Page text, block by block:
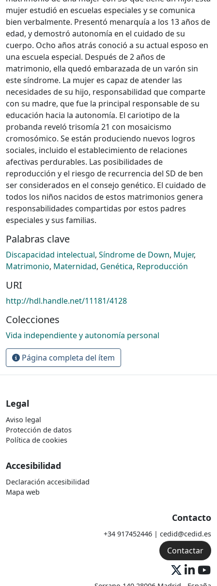
mujer estudió en escuelas especiales y se comunica
bien verbalmente. Presentó menarquía a los 13 años de
edad, y demostró autonomía en el cuidado de su
cuerpo. Ocho años atrás conoció a su actual esposo en
una escuela especial. Después de 2 años de
matrimonio, ella quedó embarazada de un varón sin
este síndrome. La mujer es capaz de atender las
necesidades de su hijo, responsabilidad que comparte
con su madre, que fue la principal responsable de su
educación hacia la autonomía. El cariotipo de la
probanda reveló trisomía 21 con mosaicismo
cromosómico. Se están produciendo nuevos logros
sociales, incluido el establecimiento de relaciones
afectivas perdurables. Las posibilidades de
reproducción y el riesgo de recurrencia del SD de ben
ser considerados en el consejo genético. El cuidado de
todos los niños nacidos de estos matrimonios genera
responsabilidades compartidas por estos padres
especiales y sus familias.
Palabras clave
Discapacidad intelectual, Síndrome de Down, Mujer,
Matrimonio, Maternidad, Genética, Reproducción
URI
http://hdl.handle.net/11181/4128
Colecciones
Vida independiente y autonomía personal
Página completa del ítem
Legal
Aviso legal
Protección de datos
Política de cookies
Accesibilidad
Declaración accesibilidad
Mapa web
Contacto
+34 917452446 | cedid@cedid.es
Contactar